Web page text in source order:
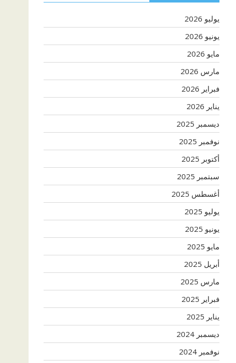
يوليو 2026
يونيو 2026
مايو 2026
مارس 2026
فبراير 2026
يناير 2026
ديسمبر 2025
نوفمبر 2025
أكتوبر 2025
سبتمبر 2025
أغسطس 2025
يوليو 2025
يونيو 2025
مايو 2025
أبريل 2025
مارس 2025
فبراير 2025
يناير 2025
ديسمبر 2024
نوفمبر 2024